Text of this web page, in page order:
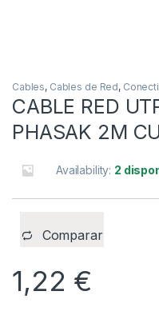
Cables, Cables de Red,
CABLE RED
PHASAK 2M
Availability: 2
Comparar
1,22 €